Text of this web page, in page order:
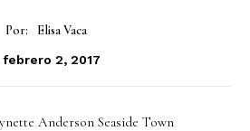
Por: Elisa Vaca
febrero 2, 2017
Anderson Seaside Town